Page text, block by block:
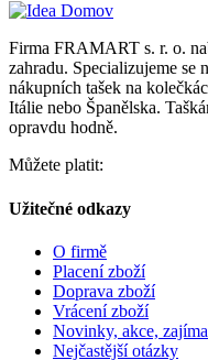
Firma FRAMART s. r. o.
zahradu. Specializujeme se
nákupních tašek na
Itálie nebo Španělska.
opravdu hodně.
Můžete platit:
Užitečné odkazy
O firmě
Placení zboží
Doprava zboží
Vrácení zboží
Novinky, akce,
Nejčastější otázky